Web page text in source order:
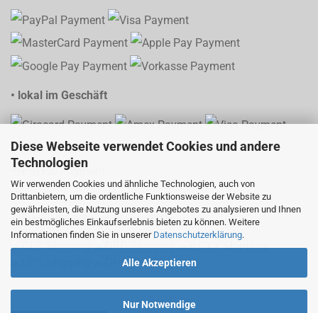
Diese Webseite verwendet Cookies und andere
Technologien
Wir verwenden Cookies und ähnliche Technologien, auch von
Drittanbietern, um die ordentliche Funktionsweise der Website zu
gewährleisten, die Nutzung unseres Angebotes zu analysieren und Ihnen
ein bestmögliches Einkaufserlebnis bieten zu können. Weitere
Informationen finden Sie in unserer Datenschutzerklärung.
Alle Akzeptieren
Nur Notwendige
• lokal im Geschäft
• Versand mit Sendungsverfolgung